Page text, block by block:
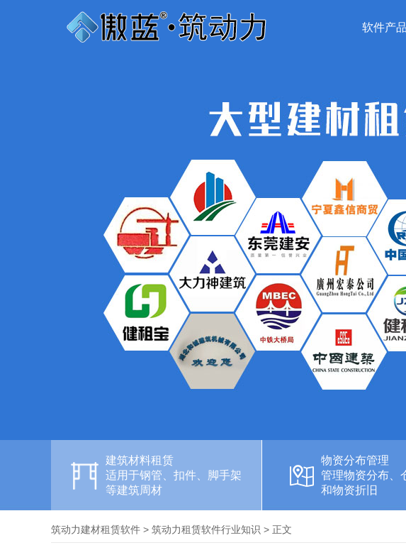
软件产品
建筑材料租赁
适用于钢管、扣件、脚手架
等建筑周材
物资分布管理
管理物资分布、
和物资折旧
筑动力建材租赁软件 > 筑动力租赁软件行业知识 > 正文